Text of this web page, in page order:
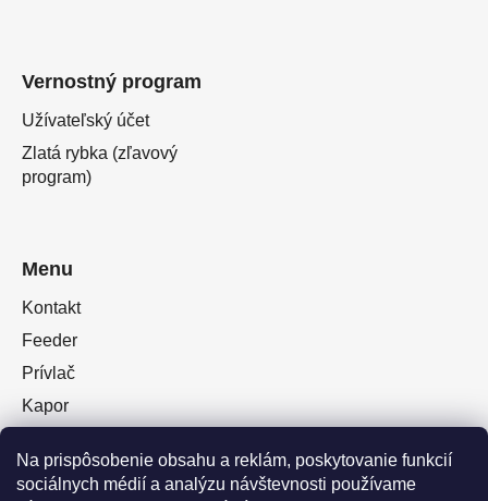
Na prispôsobenie obsahu a reklám, poskytovanie funkcií
sociálnych médií a analýzu návštevnosti používame
Vernostný program
Užívateľský účet
Zlatá rybka (zľavový
program)
Menu
Kontakt
Feeder
Prívlač
Kapor
Plávaná